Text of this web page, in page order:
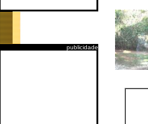
publicidade